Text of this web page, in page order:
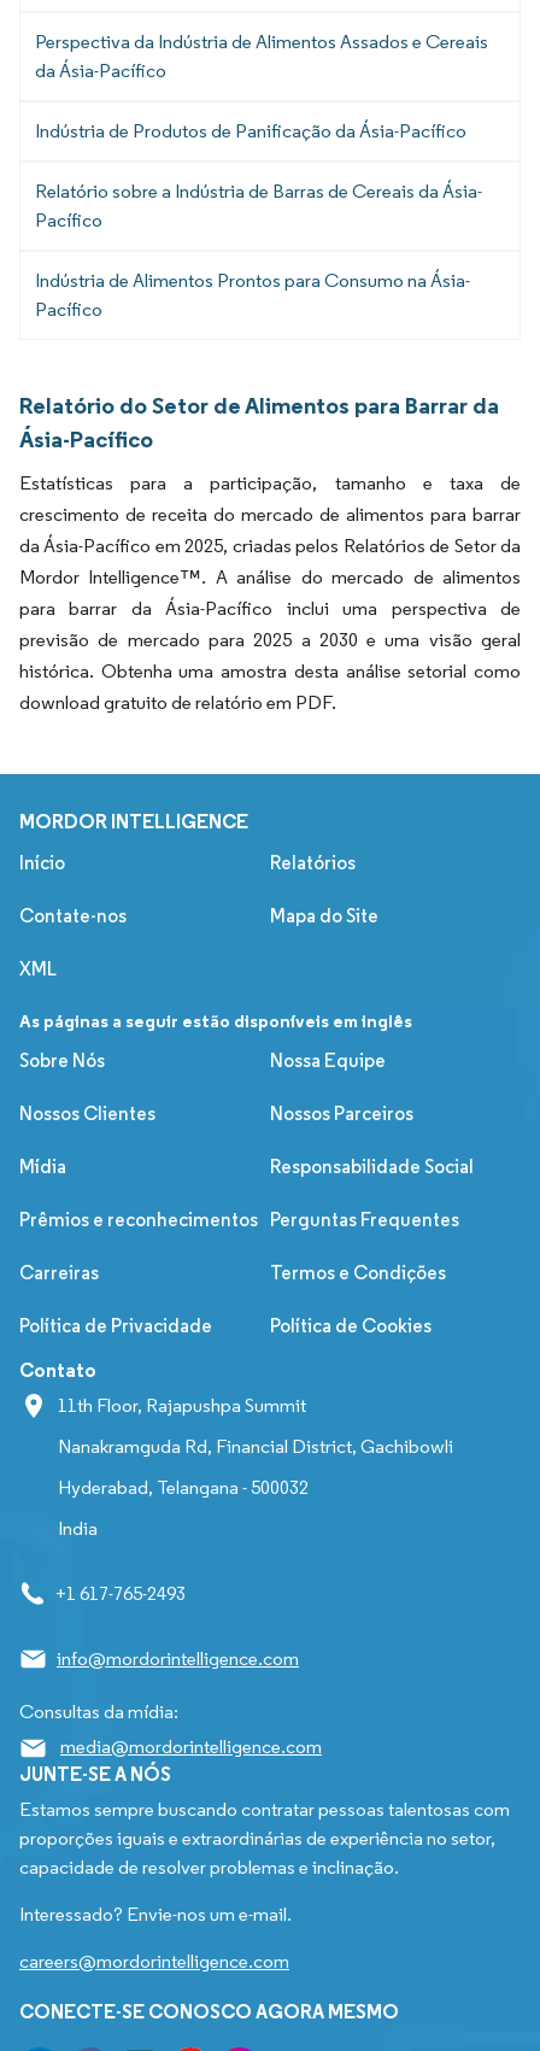
Perspectiva da Indústria de Alimentos Assados e Cereais
da Ásia-Pacífico
Indústria de Produtos de Panificação da Ásia-Pacífico
Relatório sobre a Indústria de Barras de Cereais da Ásia-
Pacífico
Indústria de Alimentos Prontos para Consumo na Ásia-
Pacífico
Relatório do Setor de Alimentos para Barrar da
Ásia-Pacífico
Estatísticas para a participação, tamanho e taxa de
crescimento de receita do mercado de alimentos para barrar
da Ásia-Pacífico em 2025, criadas pelos Relatórios de Setor da
Mordor Intelligence™. A análise do mercado de alimentos
para barrar da Ásia-Pacífico inclui uma perspectiva de
previsão de mercado para 2025 a 2030 e uma visão geral
histórica. Obtenha uma amostra desta análise setorial como
download gratuito de relatório em PDF.
MORDOR INTELLIGENCE
Início Relatórios
Contate-nos Mapa do Site
XML
As páginas a seguir estão disponíveis em inglês
Sobre Nós
Nossa Equipe
Nossos Clientes Nossos Parceiros
Mídia Responsabilidade Social
Prêmios e reconhecimentos Perguntas Frequentes
Carreiras Termos e Condições
Política de Privacidade Política de Cookies
Contato
11th Floor, Rajapushpa Summit
Nanakramguda Rd, Financial District, Gachibowli
Hyderabad, Telangana - 500032
India
+1 617-765-2493
info@mordorintelligence.com
Consultas da mídia:
media@mordorintelligence.com
JUNTE-SE A NÓS
Estamos sempre buscando contratar pessoas talentosas com
proporções iguais e extraordinárias de experiência no setor,
capacidade de resolver problemas e inclinação.
Interessado? Envie-nos um e-mail.
careers@mordorintelligence.com
CONECTE-SE CONOSCO AGORA MESMO